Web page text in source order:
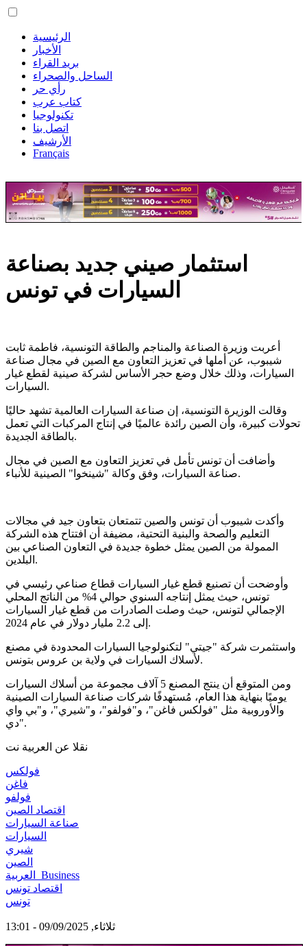
الرئيسية
الأخبار
بريد القراء
الساحل والصحراء
رأي حر
كتاب عرب
تكنولوجيا
اتصل بنا
الأرشيف
Français
استثمار صيني جديد بصناعة
السيارات في تونس
أعربت وزيرة الصناعة والمناجم والطاقة التونسية، فاطمة ثابت
شيبوب، عن أملها في تعزيز التعاون مع الصين في مجال صناعة
السيارات، وذلك خلال وضع حجر الأساس لشركة صينية لقطع غيار
السيارات.
وقالت الوزيرة التونسية، إن صناعة السيارات العالمية تشهد حاليًا
تحولات كبيرة، وأن الصين رائدة عالميًا في إنتاج المركبات التي تعمل
بالطاقة الجديدة.
وأضافت أن تونس تأمل في تعزيز التعاون مع الصين في مجال
صناعة السيارات، وفق وكالة "شينخوا" الصينية للأنباء.
وأكدت شيبوب أن تونس والصين تتمتعان بتعاون جيد في مجالات
التعليم والصحة والبنية التحتية، مضيفة أن افتتاح هذه الشركة
الممولة من الصين يمثل خطوة جديدة في التعاون الصناعي بين
البلدين.
وأوضحت أن تصنيع قطع غيار السيارات قطاع صناعي رئيسي في
تونس، حيث يمثل إنتاجه السنوي حوالي 4% من الناتج المحلي
الإجمالي لتونس، حيث وصلت الصادرات من قطع غيار السيارات
إلى 2.2 مليار دولار في عام 2024.
واستثمرت شركة "جيتي" لتكنولوجيا السيارات المحدودة في مصنع
لأسلاك السيارات في ولاية بن عروس بتونس.
ومن المتوقع أن ينتج المصنع 5 آلاف مجموعة من أسلاك السيارات
يوميًا بنهاية هذا العام، مُستهدفًا شركات صناعة السيارات الصينية
والأوروبية مثل "فولكس فاغن"، و"فولفو"، و"شيري"، و"بي واي
دي".
نقلا عن العربية نت
فولكس
فاغن
فولفو
اقتصاد الصين
صناعة السيارات
السيارات
شيري
الصين
العربية_Business
اقتصاد تونس
تونس
ثلاثاء, 09/09/2025 - 13:01